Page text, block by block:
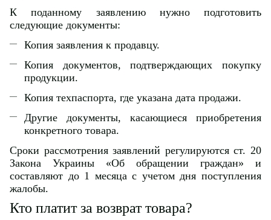
К поданному заявлению нужно подготовить
следующие документы:
Копия заявления к продавцу.
Копия документов, подтверждающих покупку
продукции.
Копия техпаспорта, где указана дата продажи.
Другие документы, касающиеся приобретения
конкретного товара.
Сроки рассмотрения заявлений регулируются ст. 20
Закона Украины «Об обращении граждан» и
составляют до 1 месяца с учетом дня поступления
жалобы.
Кто платит за возврат товара?